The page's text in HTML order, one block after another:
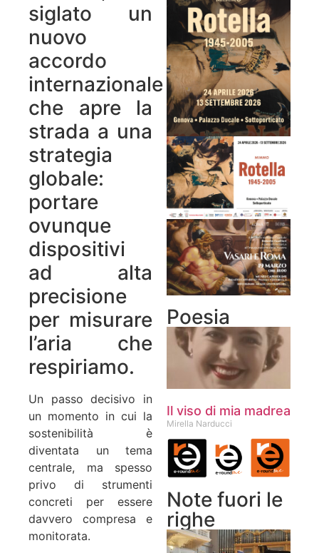
siglato un
nuovo
accordo
internazionale
che apre la
strada a una
strategia
globale:
portare
ovunque
dispositivi
ad alta
precisione
per misurare
l’aria che
respiriamo.
Un passo decisivo in
un momento in cui la
sostenibilità è
diventata un tema
centrale, ma spesso
privo di strumenti
concreti per essere
davvero compresa e
monitorata.
Poesia
Il viso di mia madrea
Mirella Narducci
Note fuori le
righe